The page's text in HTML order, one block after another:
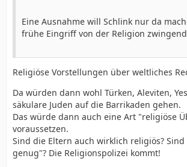
Eine Ausnahme will Schlink nur da
frühe Eingriff von der Religion
Religiöse Vorstellungen über weltliches
Da würden dann wohl Türken, Aleviten,
säkulare Juden auf die Barrikaden gehen.
Das würde dann auch eine Art "religiöse
voraussetzen.
Sind die Eltern auch wirklich religiös?
genug"? Die Religionspolizei kommt!